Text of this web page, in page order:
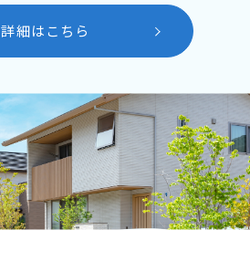
詳細はこちら